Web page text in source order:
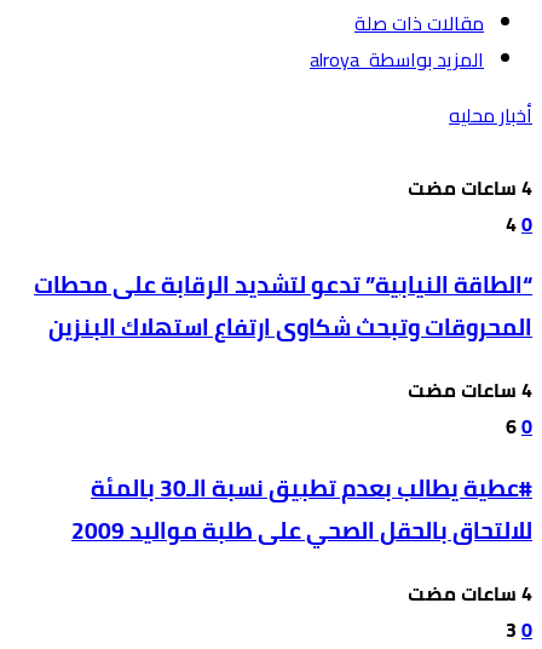
‫مقالات ذات صلة‬
‫‫المزيد بواسطة‬ ‬ alroya
أخبار محليه
0
4
“الطاقة النيابية” تدعو لتشديد الرقابة على محطات
المحروقات وتبحث شكاوى ارتفاع استهلاك البنزين
0
6
#عطية يطالب بعدم تطبيق نسبة الـ30 بالمئة
للالتحاق بالحقل الصحي على طلبة مواليد 2009
0
3